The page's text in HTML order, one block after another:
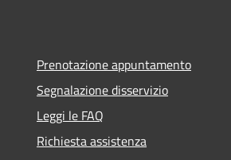
Prenotazione appuntamento
Segnalazione disservizio
Leggi le FAQ
Richiesta assistenza